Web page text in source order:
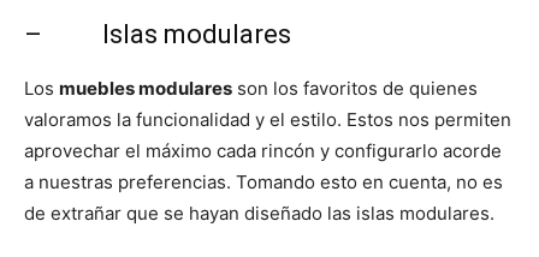
– Islas modulares
Los muebles modulares son los favoritos de quienes
valoramos la funcionalidad y el estilo. Estos nos permiten
aprovechar el máximo cada rincón y configurarlo acorde
a nuestras preferencias. Tomando esto en cuenta, no es
de extrañar que se hayan diseñado las islas modulares.